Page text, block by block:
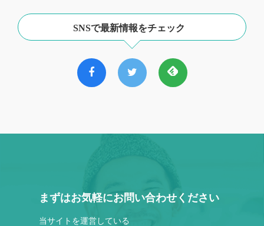
SNSで最新情報をチェック
まずはお気軽にお問い合わせください
当サイトを運営している